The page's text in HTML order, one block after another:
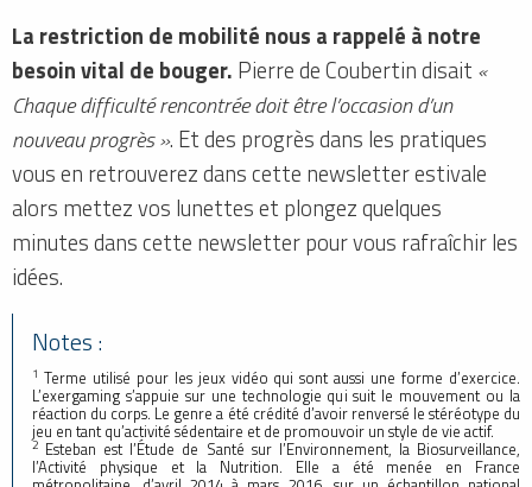
La restriction de mobilité nous a rappelé à notre
besoin vital de bouger. Pierre de Coubertin disait «
Chaque difficulté rencontrée doit être l’occasion d’un
nouveau progrès ». Et des progrès dans les pratiques
vous en retrouverez dans cette newsletter estivale
alors mettez vos lunettes et plongez quelques
minutes dans cette newsletter pour vous rafraîchir les
idées.
Notes :
1 Terme utilisé pour les jeux vidéo qui sont aussi une forme d’exercice.
L’exergaming s’appuie sur une technologie qui suit le mouvement ou la
réaction du corps. Le genre a été crédité d’avoir renversé le stéréotype du
jeu en tant qu’activité sédentaire et de promouvoir un style de vie actif.
2 Esteban est l’Étude de Santé sur l’Environnement, la Biosurveillance,
l’Activité physique et la Nutrition. Elle a été menée en France